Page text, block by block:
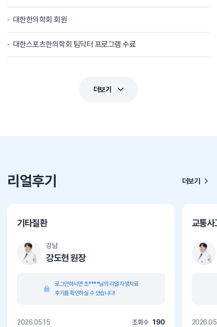
대한한의학회 회원
대한스포츠한의학회 팀닥터 프로그램 수료
더보기
리얼후기 더보기
기타질환
강남
강도현 원장
로그인하시면 초****님의 리얼 자생치료
후기를 확인하실 수 있습니다!
2026.05.15 조회수 190
교통사